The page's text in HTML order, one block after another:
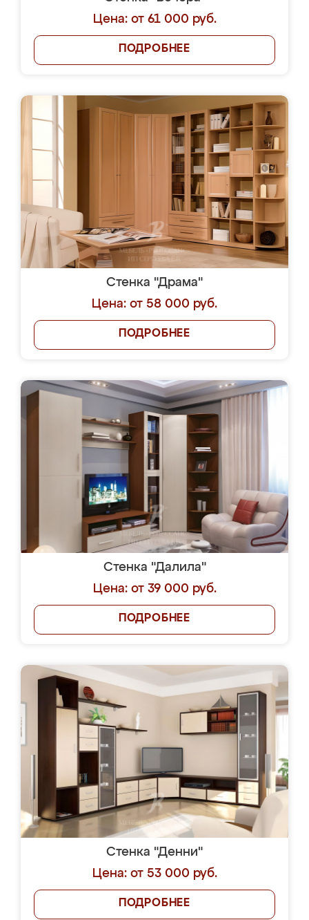
Цена: от 61 000 руб.
ПОДРОБНЕЕ
Стенка "Драма"
Цена: от 58 000 руб.
ПОДРОБНЕЕ
Стенка "Далила"
Цена: от 39 000 руб.
ПОДРОБНЕЕ
Стенка "Денни"
Цена: от 53 000 руб.
ПОДРОБНЕЕ